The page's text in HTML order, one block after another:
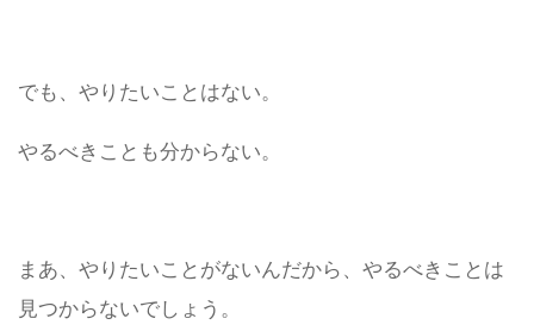
でも、やりたいことはない。
やるべきことも分からない。
まあ、やりたいことがないんだから、やるべきことは
見つからないでしょう。